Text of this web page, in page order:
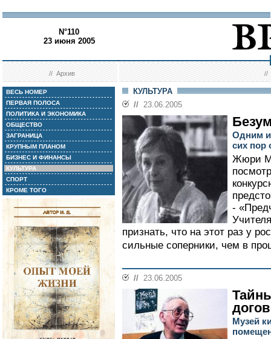
N°110
23 июня 2005
//Архив //
ВЕСЬ НОМЕР
ПЕРВАЯ ПОЛОСА
ПОЛИТИКА И ЭКОНОМИКА
ОБЩЕСТВО
ЗАГРАНИЦА
КРУПНЫМ ПЛАНОМ
БИЗНЕС И ФИНАНСЫ
КУЛЬТУРА
СПОРТ
КРОМЕ ТОГО
КУЛЬТУРА
// 23.06.2005
Одним
сих пор
Жюри
-
признать, что на этот раз у
сильные соперники, чем в
// 23.06.2005
Музей